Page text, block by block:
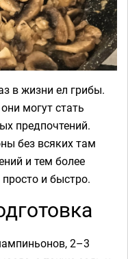
в жизни ел грибы.
могут стать
предпочтений.
без всяких там
и тем более
и быстро.
2–3